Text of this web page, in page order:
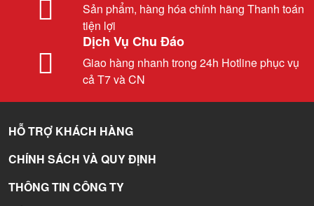
Sản phẩm, hàng hóa chính hãng Thanh toán
tiện lợi
Dịch Vụ Chu Đáo
Giao hàng nhanh trong 24h Hotline phục vụ
cả T7 và CN
HỖ TRỢ KHÁCH HÀNG
CHÍNH SÁCH VÀ QUY ĐỊNH
THÔNG TIN CÔNG TY